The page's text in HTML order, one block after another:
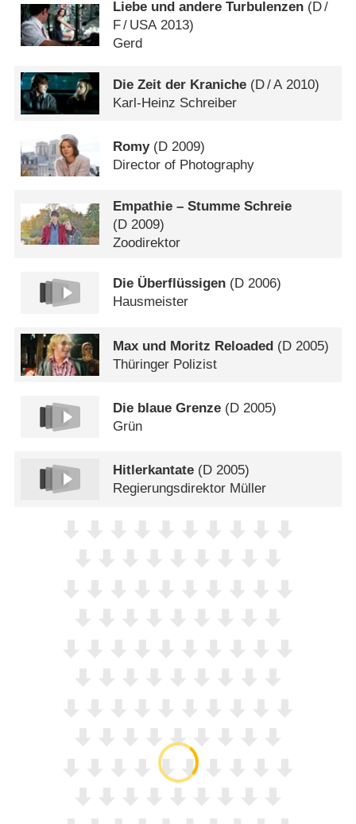
Liebe und andere Turbulenzen (D/
F/ USA 2013)
Gerd
Die Zeit der Kraniche (D/A 2010)
Karl-Heinz Schreiber
Romy(D 2009)
Director of Photography
Empathie – Stumme Schreie
(D 2009)
Zoodirektor
Die Überflüssigen (D 2006)
Hausmeister
Max und Moritz Reloaded (D 2005)
Thüringer Polizist
Die blaue Grenze (D 2005)
Grün
Hitlerkantate (D 2005)
Regierungsdirektor Müller